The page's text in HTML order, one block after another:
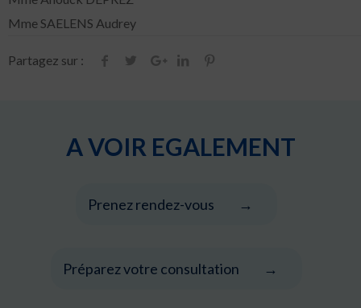
Mme SAELENS Audrey
Partagez sur :
A VOIR EGALEMENT
Prenez rendez-vous
Préparez votre consultation